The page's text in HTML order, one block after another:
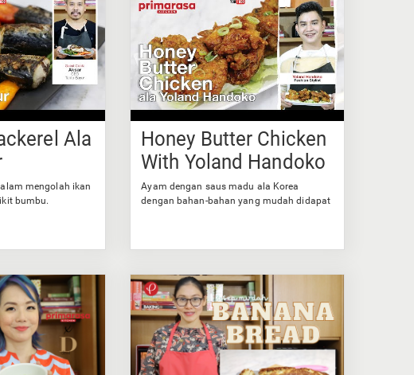
Ala
mengolah ikan
bumbu.
Honey Butter Chicken
With Yoland Handoko
Ayam dengan saus madu ala Korea
dengan bahan-bahan yang mudah didapat